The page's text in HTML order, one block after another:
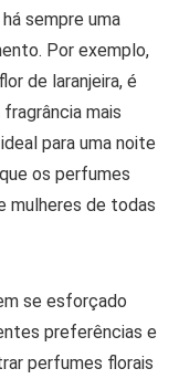
sempre uma
Por exemplo,
de laranjeira, é
mais
para uma noite
os perfumes
mulheres de todas
se esforçado
preferências e
perfumes florais